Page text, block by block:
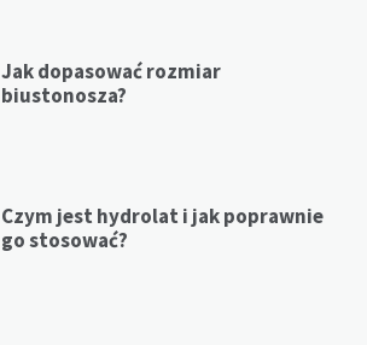
Jak dopasować rozmiar
biustonosza?
Czym jest hydrolat i jak poprawnie
go stosować?